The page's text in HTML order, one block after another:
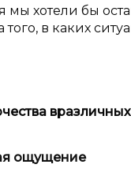
мы хотели бы
в каких
в
ощущение